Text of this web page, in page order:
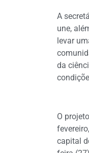
A
une,
levar
da
O
capital